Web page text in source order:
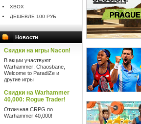
XBOX
ДЕШЕВЛЕ 100 РУБ
Новости
Скидки на игры Nacon!
В акции участвуют
Warhammer: Chaosbane,
Welcome to ParadiZe и
другие игры
Скидки на Warhammer
40,000: Rogue Trader!
Отличная CRPG по
Warhammer 40,000!